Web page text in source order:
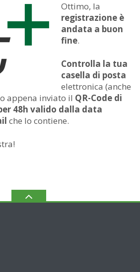
Ottimo, la
registrazione è
andata a buon
fine.
Controlla la tua
casella di posta
elettronica (anche
appena inviato il QR-Code di
48h valido dalla data
che lo contiene.